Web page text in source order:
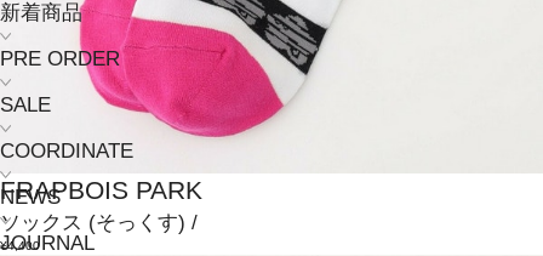
新着商品
PRE ORDER
SALE
COORDINATE
NEWS
JOURNAL
FRAPBOIS PARK
ソックス (そっくす) /
¥4,400